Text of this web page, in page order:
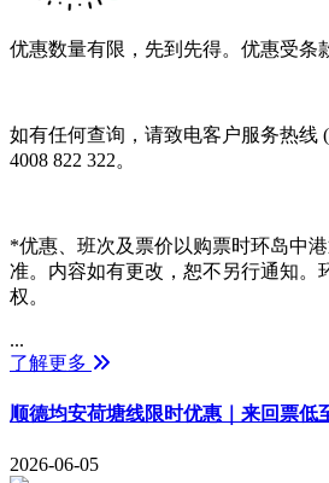
优惠数量有限，先到先得。优惠受条
如有任何查询，请致电客户服务热线
4008 822 322。
*优惠、班次及票价以购票时环岛中
准。内容如有更改，恕不另行通知。
权。
...
了解更多
顺德均安荷塘线限时优惠｜来回票低
2026-06-05